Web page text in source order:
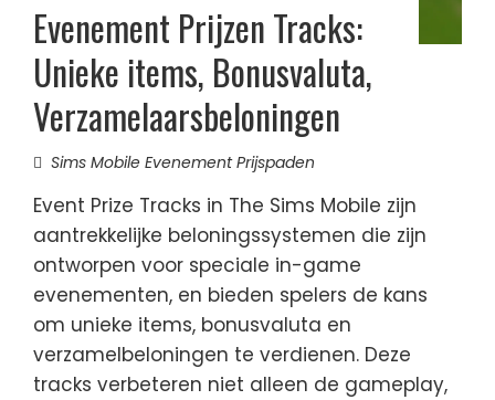
Evenement Prijzen Tracks:
Unieke items, Bonusvaluta,
Verzamelaarsbeloningen
Sims Mobile Evenement Prijspaden
Event Prize Tracks in The Sims Mobile zijn
aantrekkelijke beloningssystemen die zijn
ontworpen voor speciale in-game
evenementen, en bieden spelers de kans
om unieke items, bonusvaluta en
verzamelbeloningen te verdienen. Deze
tracks verbeteren niet alleen de gameplay,